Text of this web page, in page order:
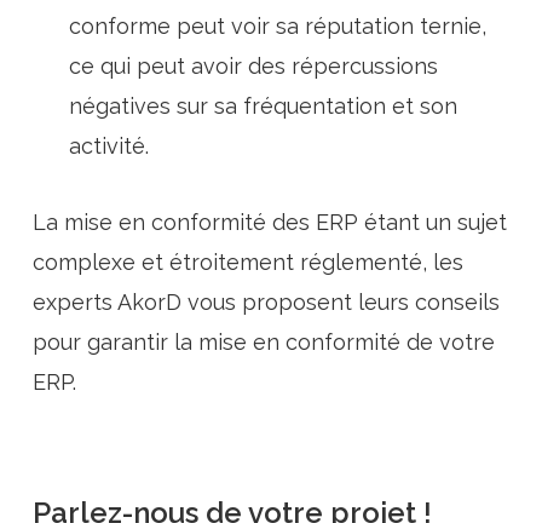
conforme peut voir sa réputation ternie,
ce qui peut avoir des répercussions
négatives sur sa fréquentation et son
activité.
La mise en conformité des ERP étant un sujet
complexe et étroitement réglementé, les
experts AkorD vous proposent leurs conseils
pour garantir la mise en conformité de votre
ERP.
Parlez-nous de votre projet !